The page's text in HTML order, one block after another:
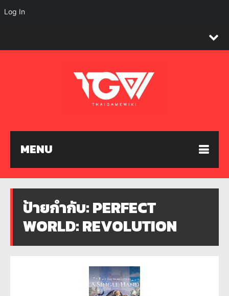
MENU
ป้ายกำกับ:PERFECT
WORLD: REVOLUTION
Log In